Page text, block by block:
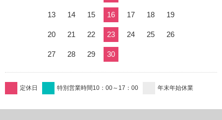
13 14 15 16 17 18 19
20 21 22 23 24 25 26
27 28 29 30
定休日 特別営業時間10：00～17：00 年末年始休業